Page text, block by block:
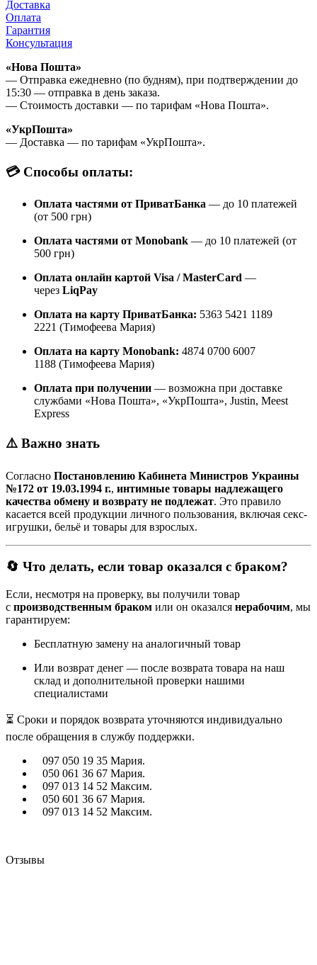
Доставка
Оплата
Гарантия
Консультация
«Нова Пошта»
— Отправка ежедневно (по будням), при подтверждении до
15:30 — отправка в день заказа.
— Стоимость доставки — по тарифам «Нова Пошта».
«УкрПошта»
— Доставка — по тарифам «УкрПошта».
💳 Способы оплаты:
Оплата частями от ПриватБанка — до 10 платежей
(от 500 грн)
Оплата частями от Monobank — до 10 платежей (от
500 грн)
Оплата онлайн картой Visa / MasterCard —
через LiqPay
Оплата на карту ПриватБанка: 5363 5421 1189
2221 (Тимофеева Мария)
Оплата на карту Monobank: 4874 0700 6007
1188 (Тимофеева Мария)
Оплата при получении — возможна при доставке
службами «Нова Пошта», «УкрПошта», Justin, Meest
Express
⚠️ Важно знать
Согласно Постановлению Кабинета Министров Украины
№172 от 19.03.1994 г., интимные товары надлежащего
качества обмену и возврату не подлежат. Это правило
касается всей продукции личного пользования, включая секс-
игрушки, бельё и товары для взрослых.
🔄 Что делать, если товар оказался с браком?
Если, несмотря на проверку, вы получили товар
с производственным браком или он оказался нерабочим, мы
гарантируем:
Бесплатную замену на аналогичный товар
Или возврат денег — после возврата товара на наш
склад и дополнительной проверки нашими
специалистами
⏳ Сроки и порядок возврата уточняются индивидуально
после обращения в службу поддержки.
097 050 19 35 Мария.
050 061 36 67 Мария.
097 013 14 52 Максим.
050 601 36 67 Мария.
097 013 14 52 Максим.
Отзывы